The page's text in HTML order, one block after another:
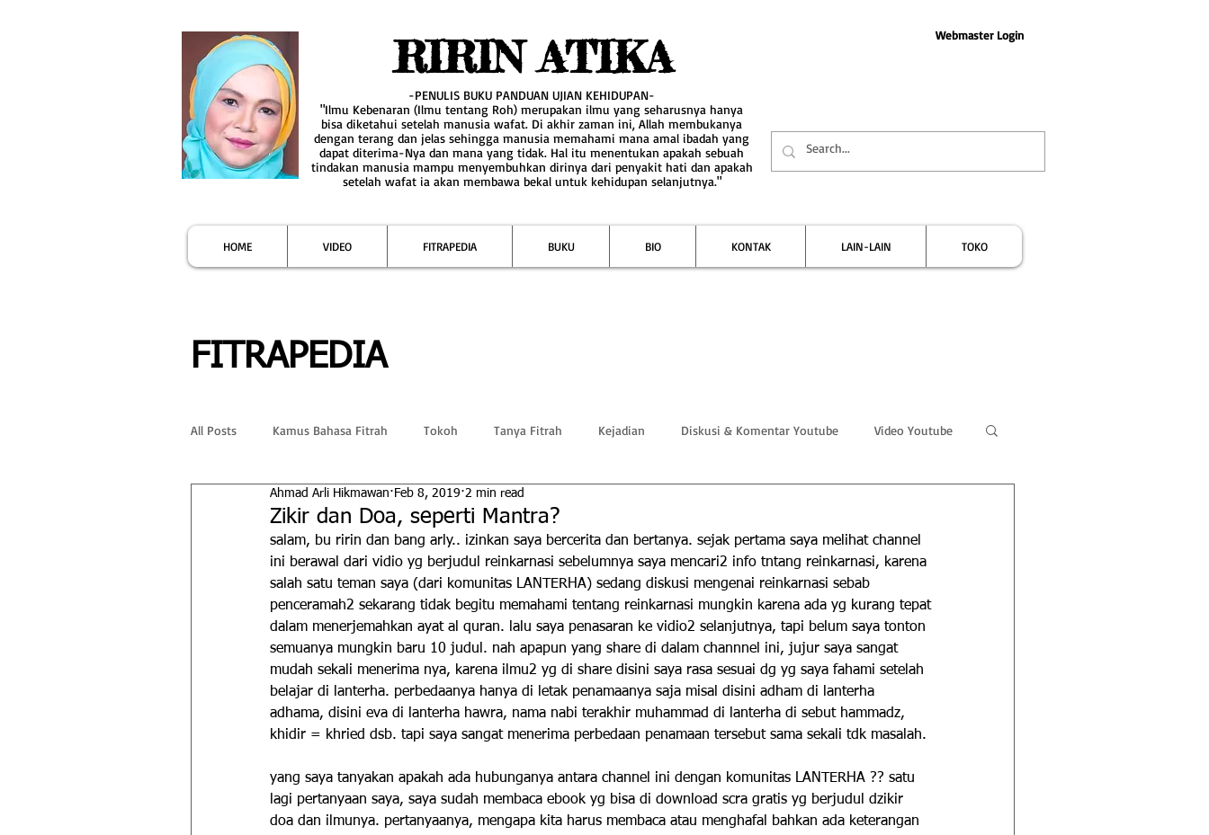
RIRIN ATIKA
-PENULIS BUKU PANDUAN UJIAN KEHIDUPAN-
"Ilmu Kebenaran (Ilmu tentang Roh) merupakan ilmu yang seharusnya hanya
bisa diketahui setelah manusia wafat. Di akhir zaman ini, Allah membukanya
dengan terang dan jelas sehingga manusia memahami mana amal ibadah yang
dapat diterima-Nya dan mana yang tidak. Hal itu menentukan apakah sebuah
tindakan manusia mampu menyembuhkan dirinya dari penyakit hati dan apakah
setelah wafat ia akan membawa bekal untuk kehidupan selanjutnya."
Webmaster Login
HOME VIDEO FITRAPEDIA BUKU BIO KONTAK LAIN-LAIN TOKO
FITRAPEDIA
All Posts Kamus Bahasa Fitrah Tokoh Tanya Fitrah Kejadian Diskusi & Komentar Youtube Video Youtube
Zikir dan Doa, seperti Mantra?
Ahmad Arli Hikmawan Feb 8, 2019 2 min read
salam, bu ririn dan bang arly.. izinkan saya bercerita dan bertanya. sejak pertama saya melihat channel
ini berawal dari vidio yg berjudul reinkarnasi sebelumnya saya mencari2 info tntang reinkarnasi, karena
salah satu teman saya (dari komunitas LANTERHA) sedang diskusi mengenai reinkarnasi sebab
penceramah2 sekarang tidak begitu memahami tentang reinkarnasi mungkin karena ada yg kurang tepat
dalam menerjemahkan ayat al quran. lalu saya penasaran ke vidio2 selanjutnya, tapi belum saya tonton
semuanya mungkin baru 10 judul. nah apapun yang share di dalam channnel ini, jujur saya sangat
mudah sekali menerima nya, karena ilmu2 yg di share disini saya rasa sesuai dg yg saya fahami setelah
belajar di lanterha. perbedaanya hanya di letak penamaanya saja misal disini adham di lanterha
adhama, disini eva di lanterha hawra, nama nabi terakhir muhammad di lanterha di sebut hammadz,
khidir = khried dsb. tapi saya sangat menerima perbedaan penamaan tersebut sama sekali tdk masalah.
yang saya tanyakan apakah ada hubunganya antara channel ini dengan komunitas LANTERHA ?? satu
lagi pertanyaan saya, saya sudah membaca ebook yg bisa di download scra gratis yg berjudul dzikir
doa dan ilmunya. pertanyaanya, mengapa kita harus membaca atau menghafal bahkan ada keterangan